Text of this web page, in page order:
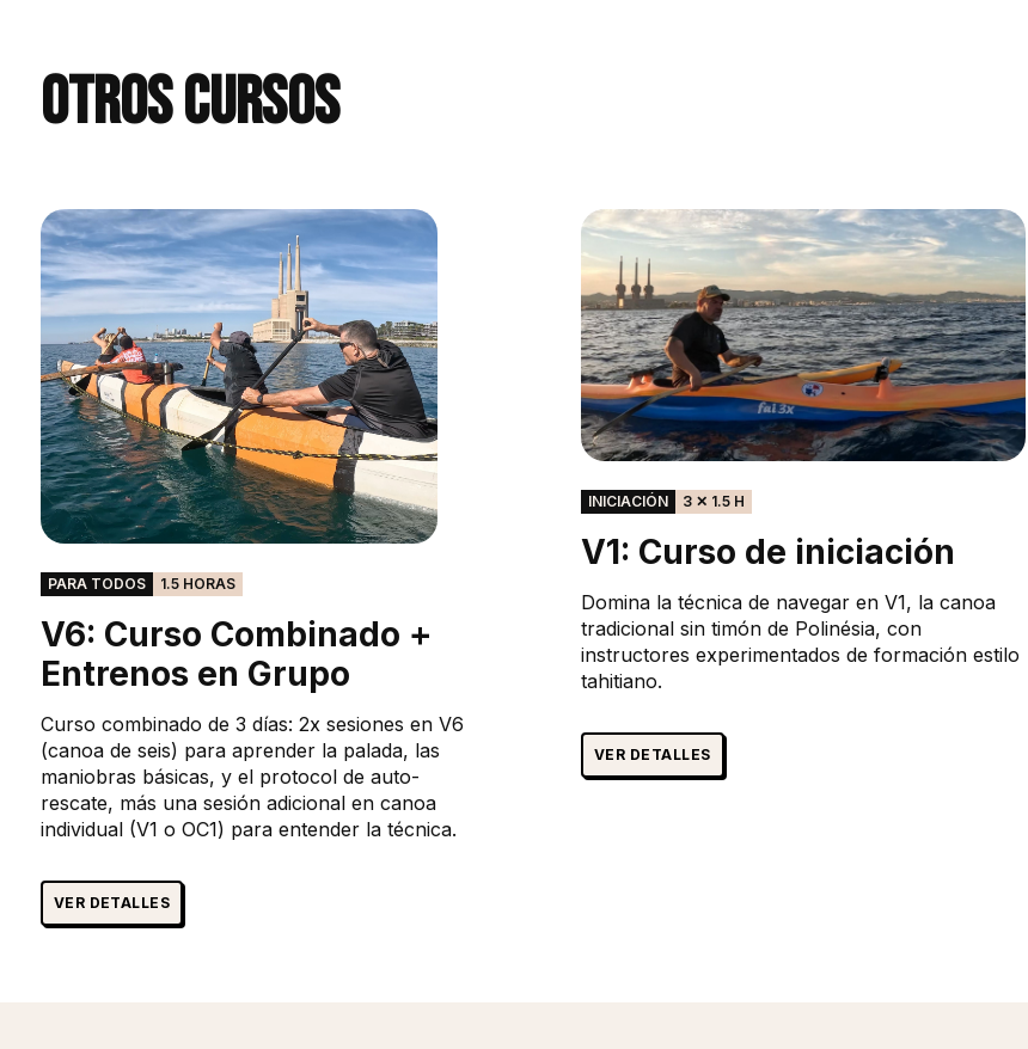
Otros cursos
PARA TODOS 1.5 HORAS
V6: Curso Combinado +
Entrenos en Grupo
Curso combinado de 3 días: 2x sesiones en V6
(canoa de seis) para aprender la palada, las
maniobras básicas, y el protocol de auto-
rescate, más una sesión adicional en canoa
individual (V1 o OC1) para entender la técnica.
VER DETALLES
INICIACIÓN 3 ✕ 1.5 H
V1: Curso de iniciación
Domina la técnica de navegar en V1, la canoa
tradicional sin timón de Polinésia, con
instructores experimentados de formación estilo
tahitiano.
VER DETALLES